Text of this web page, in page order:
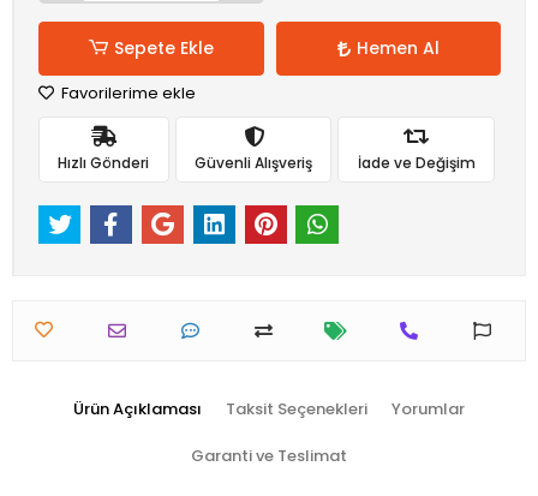
Sepete Ekle Hemen Al
Favorilerime ekle
Hızlı Gönderi Güvenli Alışveriş İade ve Değişim
Ürün Açıklaması Taksit Seçenekleri Yorumlar
Garanti ve Teslimat